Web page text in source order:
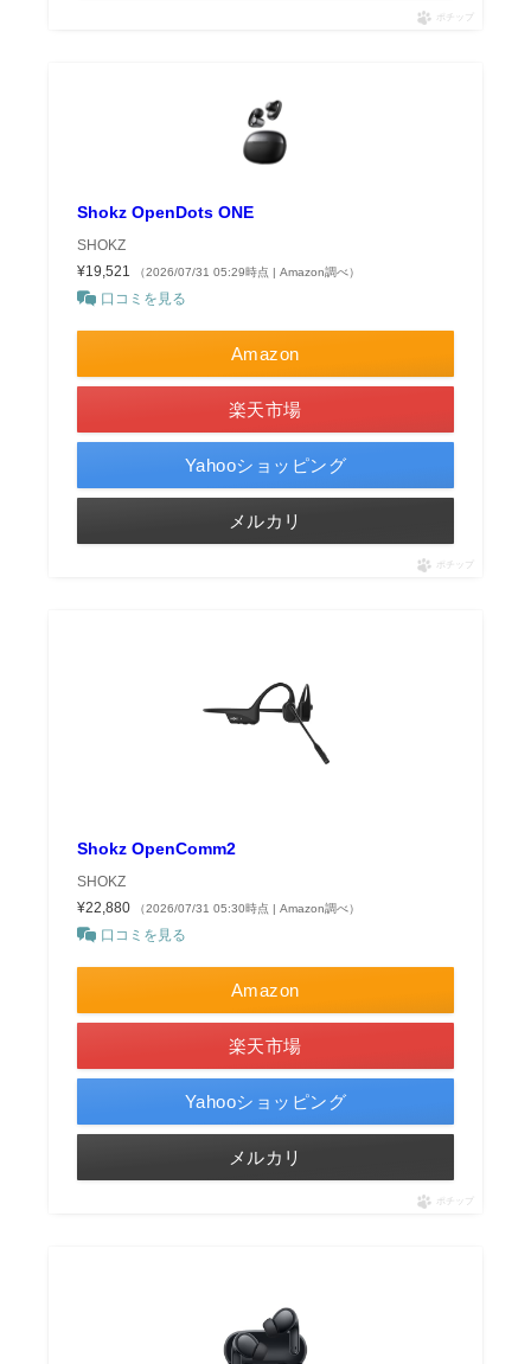
ポチップ
Shokz OpenDots ONE
SHOKZ
¥19,521
（2026/07/31 05:29時点 | Amazon調べ）
口コミを見る
Amazon
楽天市場
Yahooショッピング
メルカリ
ポチップ
Shokz OpenComm2
SHOKZ
¥22,880
（2026/07/31 05:30時点 | Amazon調べ）
口コミを見る
Amazon
楽天市場
Yahooショッピング
メルカリ
ポチップ